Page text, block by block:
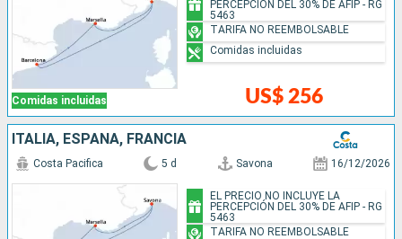
Comidas incluidas US$ 256
PERCEPCIÓN DEL 30% DE AFIP - RG
5463
TARIFA NO REEMBOLSABLE
Comidas incluidas
ITALIA, ESPAÑA, FRANCIA
Costa Pacifica 5 d Savona 16/12/2026
EL PRECIO NO INCLUYE LA
PERCEPCIÓN DEL 30% DE AFIP - RG
5463
TARIFA NO REEMBOLSABLE